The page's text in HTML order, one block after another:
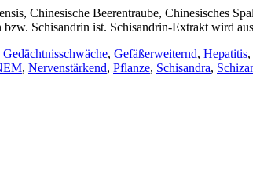
Chinesische Beerentraube, Chinesisches
Schisandrin ist. Schisandrin-Extrakt wird
Gedächtnisschwäche, Gefäßerweiternd, Hepatitis,
, Nervenstärkend, Pflanze, Schisandra,